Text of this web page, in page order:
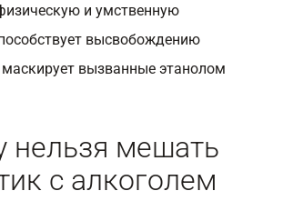
и умственную
высвобождению
вызванные этанолом
нельзя мешать
с алкоголем